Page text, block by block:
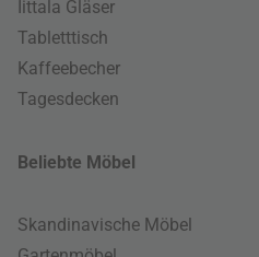
Iittala Gläser
Tabletttisch
Kaffeebecher
Tagesdecken
Beliebte Möbel
Skandinavische Möbel